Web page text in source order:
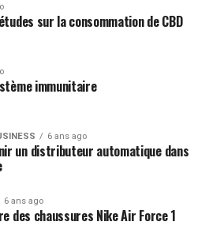
sur la consommation de CBD
immunitaire
6 ans ago
un distributeur automatique dans
6 ans ago
des chaussures Nike Air Force 1